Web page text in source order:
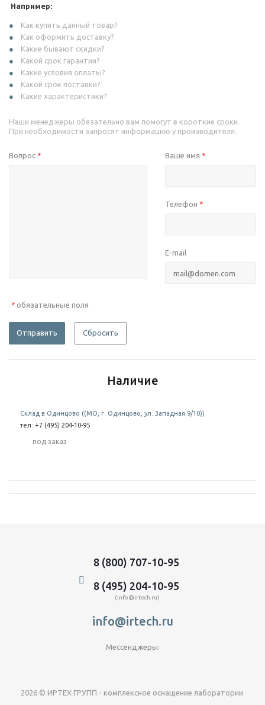
Например:
Как купить данный товар?
Как оформить доставку?
Какие бывают скидки?
Какой срок гарантии?
Какие условия оплаты?
Какой срок поставки?
Какие характеристики?
Наши менеджеры обязательно вам помогут в короткие сроки.
При необходимости запросят информацию у производителя.
Вопрос * Ваше имя *
Телефон *
E-mail
* обязательные поля
Отправить Сбросить
Наличие
Склад в Одинцово ((МО, г. Одинцово, ул. Западная 9/10))
тел: +7 (495) 204-10-95
Под заказ
8 (800) 707-10-95
8 (495) 204-10-95
(info@irtech.ru)
info@irtech.ru
Мессенджеры:
2026 © ИРТЕХ ГРУПП - комплексное оснащение лаборатории